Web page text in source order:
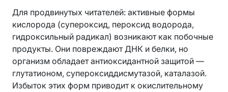
Для продвинутых читателей: активные формы
кислорода (супероксид, пероксид водорода,
гидроксильный радикал) возникают как побочные
продукты. Они повреждают ДНК и белки, но
организм обладает антиоксидантной защитой —
глутатионом, супероксиддисмутазой, каталазой.
Избыток этих форм приводит к окислительному